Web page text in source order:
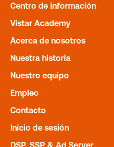
BLOG
Channel
Centro de información
Vistar Academy
Acerca de nosotros
Nuestra historia
Nuestro equipo
Empleo
Contacto
Inicio de sesión
DSP, SSP & Ad Server